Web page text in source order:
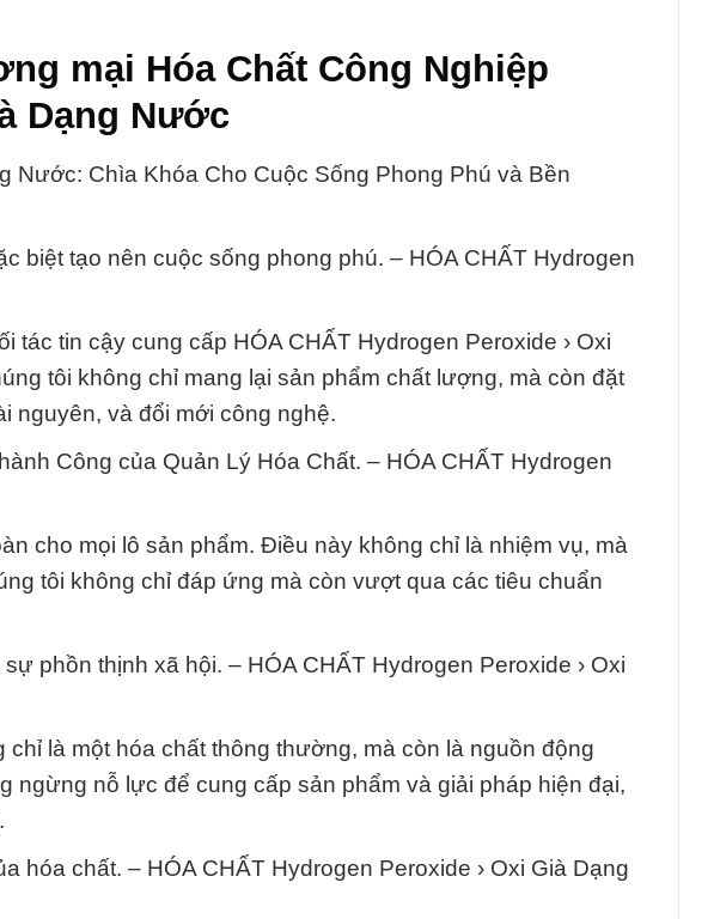
mại Hóa Chất Công Nghiệp
Dạng Nước
Nước: Chìa Khóa Cho Cuộc Sống Phong Phú và Bền
biệt tạo nên cuộc sống phong phú. – HÓA CHẤT Hydrogen
tin cậy cung cấp HÓA CHẤT Hydrogen Peroxide › Oxi
tôi không chỉ mang lại sản phẩm chất lượng, mà còn đặt
nguyên, và đổi mới công nghệ.
Công của Quản Lý Hóa Chất. – HÓA CHẤT Hydrogen
cho mọi lô sản phẩm. Điều này không chỉ là nhiệm vụ, mà
tôi không chỉ đáp ứng mà còn vượt qua các tiêu chuẩn
phồn thịnh xã hội. – HÓA CHẤT Hydrogen Peroxide › Oxi
là một hóa chất thông thường, mà còn là nguồn động
ngừng nỗ lực để cung cấp sản phẩm và giải pháp hiện đại,
hóa chất. – HÓA CHẤT Hydrogen Peroxide › Oxi Già Dạng